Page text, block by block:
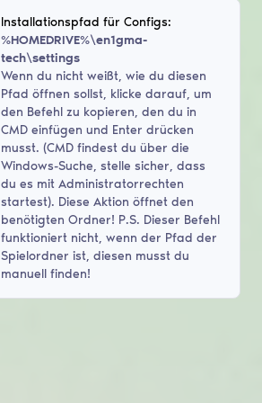
Installationspfad für Configs:
%HOMEDRIVE%\en1gma-
tech\settings
Wenn du nicht weißt, wie du diesen
Pfad öffnen sollst, klicke darauf, um
den Befehl zu kopieren, den du in
CMD einfügen und Enter drücken
musst. (CMD findest du über die
Windows-Suche, stelle sicher, dass
du es mit Administratorrechten
startest). Diese Aktion öffnet den
benötigten Ordner! P.S. Dieser Befehl
funktioniert nicht, wenn der Pfad der
Spielordner ist, diesen musst du
manuell finden!